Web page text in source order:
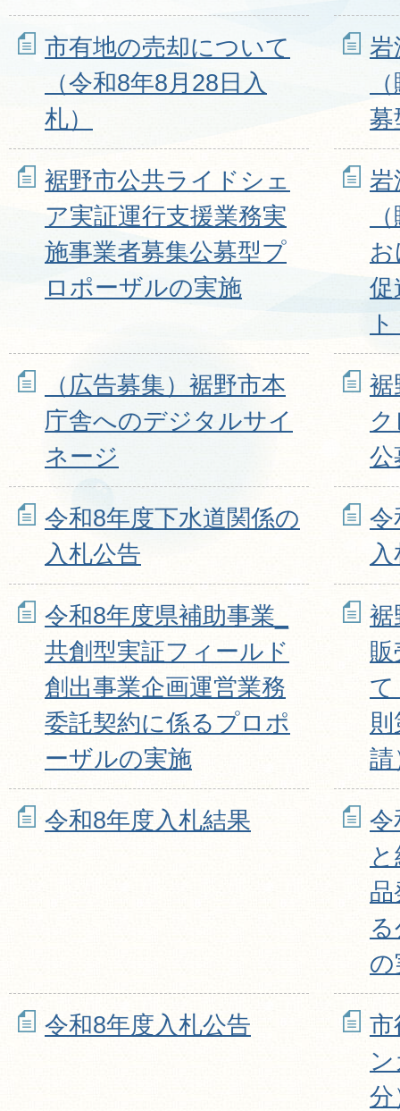
市有地の売却について
（令和8年8月28日入
札）
岩
募
裾野市公共ライドシェ
ア実証運行支援業務実
施事業者募集公募型プ
ロポーザルの実施
岩
促
（広告募集）裾野市本
庁舎へのデジタルサイ
ネージ
裾
公
令和8年度下水道関係の
入札公告
令
令和8年度県補助事業_
共創型実証フィールド
創出事業企画運営業務
委託契約に係るプロポ
ーザルの実施
裾
て
請
令和8年度入札結果
令
品
の
令和8年度入札公告
市
分